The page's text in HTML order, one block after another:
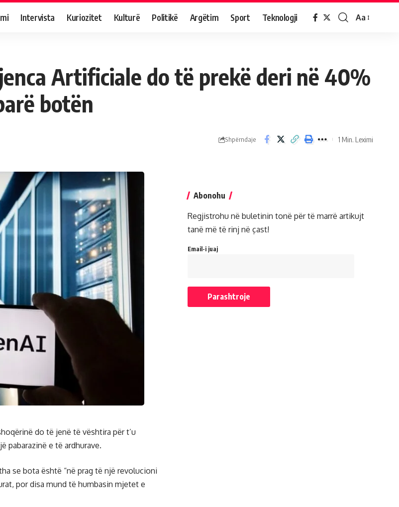
Intervista Kuriozitet Kulturë Politikë Argëtim Sport Teknologji Aa
Artificiale do të prekë deri në 40%
botën
Shpërndaje 1 Min. Leximi
do të jenë të vështira për t’u
pabarazinë e të ardhurave.
se bota është “në prag të një revolucioni
por disa mund të humbasin mjetet e
Abonohu
Regjistrohu në buletinin tonë për të marrë artikujt
tanë më të rinj në çast!
Email-i juaj